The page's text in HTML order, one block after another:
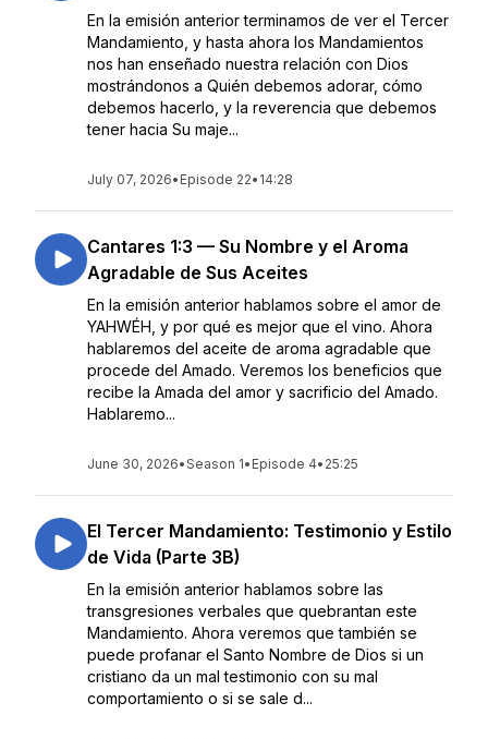
En la emisión anterior terminamos de ver el Tercer
Mandamiento, y hasta ahora los Mandamientos
nos han enseñado nuestra relación con Dios
mostrándonos a Quién debemos adorar, cómo
debemos hacerlo, y la reverencia que debemos
tener hacia Su maje...
July 07, 2026• Episode 22• 14:28
Cantares 1:3 — Su Nombre y el Aroma
Agradable de Sus Aceites
En la emisión anterior hablamos sobre el amor de
YAHWÉH, y por qué es mejor que el vino. Ahora
hablaremos del aceite de aroma agradable que
procede del Amado. Veremos los beneficios que
recibe la Amada del amor y sacrificio del Amado.
Hablaremo...
June 30, 2026•Season 1• Episode 4• 25:25
El Tercer Mandamiento: Testimonio y Estilo
de Vida (Parte 3B)
En la emisión anterior hablamos sobre las
transgresiones verbales que quebrantan este
Mandamiento. Ahora veremos que también se
puede profanar el Santo Nombre de Dios si un
cristiano da un mal testimonio con su mal
comportamiento o si se sale d...